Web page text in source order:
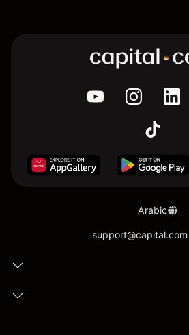
Arabic
support@capital.com